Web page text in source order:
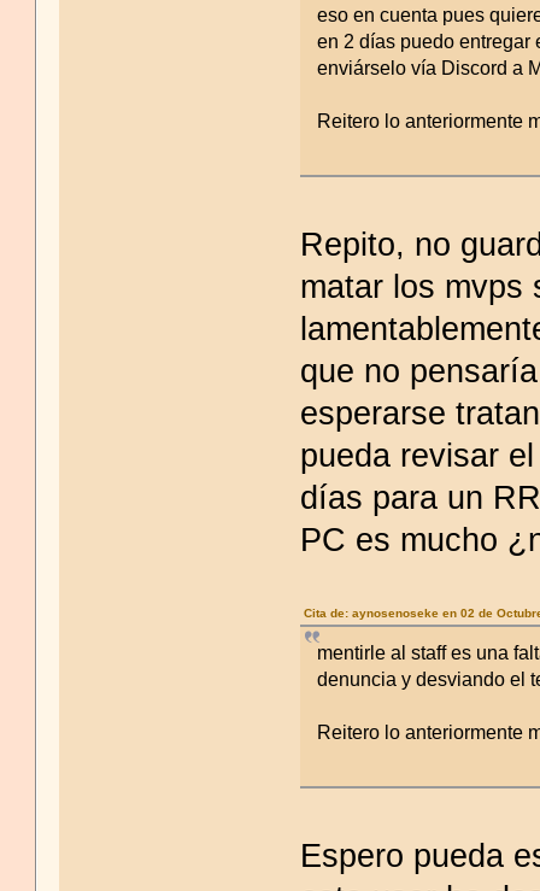
eso en cuenta pues
en 2 días puedo entregar
enviárselo vía Discord a
Reitero lo anteriormente
Repito, no
matar los mvps
que no
esperarse
pueda revisar
días para un
PC es mucho
Cita de: aynosenoseke en 02 de
mentirle al staff es una
denuncia y desviando el
Reitero lo anteriormente
Espero pueda